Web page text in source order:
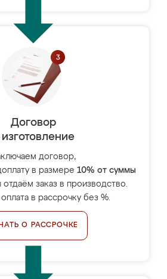
Договор
изготовление
договор,
в размере 10% от суммы
отдаём заказ в производство.
в рассрочку без %.
О РАССРОЧКЕ